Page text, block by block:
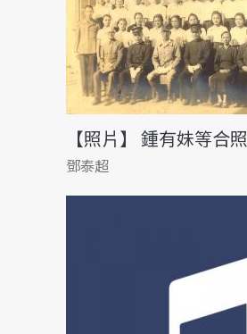
【照片】 鍾有妹等合照
鄧泰超